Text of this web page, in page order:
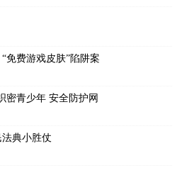
免费游戏皮肤”陷阱案
密青少年 安全防护网
典小胜仗